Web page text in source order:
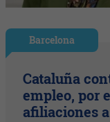
Barcelona
Cataluña
empleo, por
afiliaciones